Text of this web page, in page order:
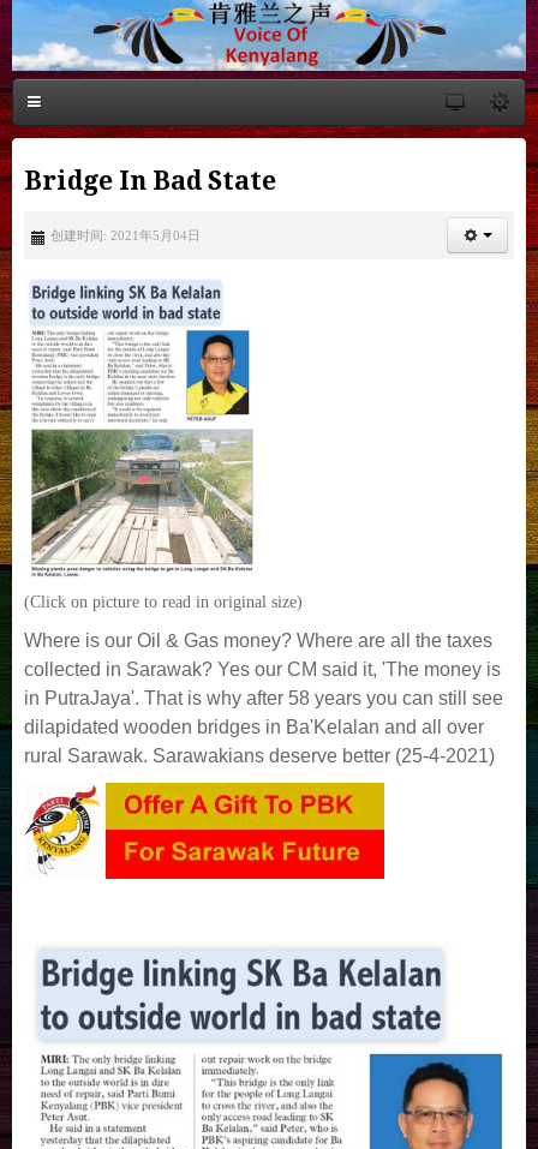
Bridge In Bad State
创建时间: 2021年5月04日
(Click on picture to read in original size)
Where is our Oil & Gas money? Where are all the taxes
collected in Sarawak? Yes our CM said it, 'The money is
in PutraJaya'. That is why after 58 years you can still see
dilapidated wooden bridges in Ba'Kelalan and all over
rural Sarawak. Sarawakians deserve better (25-4-2021)